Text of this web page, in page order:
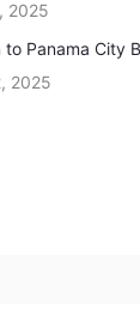
2025
Panama City
2025